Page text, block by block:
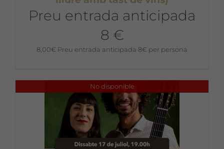
Preu entrada anticipada
8 €
8,00€ Preu entrada anticipada 8€ per persona
No disponible